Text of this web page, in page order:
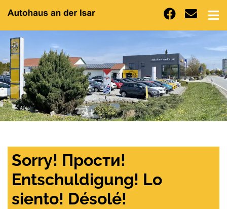
Sorry! Прости!
Entschuldigung! Lo
siento! Désolé!